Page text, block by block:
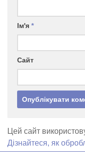
Ім'я *
Сайт
Цей сайт
Дізнайтеся, як